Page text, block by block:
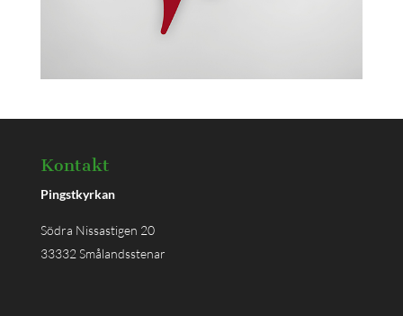
Kontakt
Pingstkyrkan
Södra Nissastigen 20
33332 Smålandsstenar